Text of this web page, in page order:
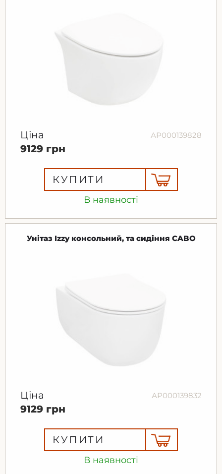
В наявності
Ціна АР000139828
9129 грн
КУПИТИ
В наявності
Унітаз Izzy консольний, та сидіння CABO
Ціна АР000139832
9129 грн
КУПИТИ